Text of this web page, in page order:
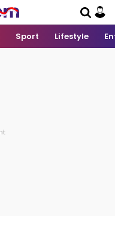
Sport Lifestyle